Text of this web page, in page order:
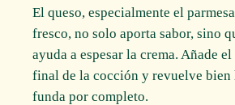
El queso, especialmente el
fresco, no solo aporta sabor, sino
ayuda a espesar la crema. Añade
final de la cocción y revuelve bien
funda por completo.